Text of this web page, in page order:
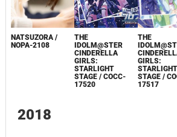
NATSUZORA /
NOPA-2108
THE
IDOLM@STER
CINDERELLA
GIRLS:
STARLIGHT
STAGE / COCC-
17520
THE
GIRLS:
STARLIGHT
STAGE /
17517
2018